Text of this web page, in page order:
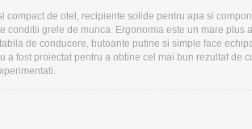
compact de otel, recipiente solide pentru apa si
conditii grele de munca. Ergonomia este un mare
de conducere, butoante putine si simple face
a fost proiectat pentru a obtine cel mai bun rezultat de